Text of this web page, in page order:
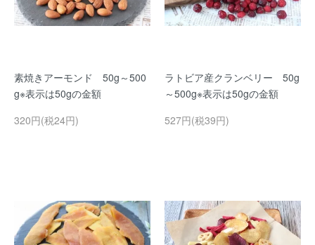
素焼きアーモンド 50g～500
g※表示は50gの金額
320円(税24円)
ラトビア産クランベリー 50g
～500g※表示は50gの金額
527円(税39円)